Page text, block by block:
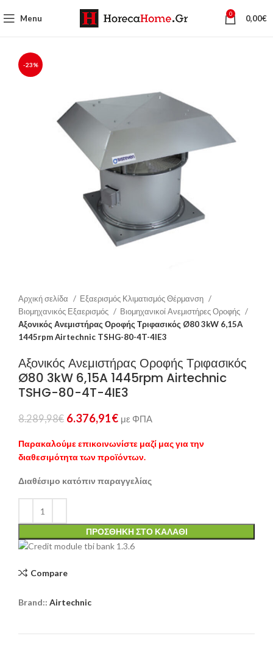
Menu 0 0,00€
-23%
Αρχική σελίδα
Εξαερισμός Κλιματισμός Θέρμανση
Βιομηχανικός Εξαερισμός
Βιομηχανικοί Ανεμιστήρες Οροφής
Αξονικός Ανεμιστήρας Οροφής Τριφασικός Ø80 3kW 6,15A
1445rpm Airtechnic TSHG-80-4T-4IE3
Αξονικός Ανεμιστήρας Οροφής Τριφασικός
Ø80 3kW 6,15A 1445rpm Airtechnic
TSHG-80-4T-4IE3
8.289,98€ 6.376,91€ με ΦΠΑ
Παρακαλούμε επικοινωνίστε μαζί μας για την
διαθεσιμότητα των προϊόντων.
Διαθέσιμο κατόπιν παραγγελίας
ΠΡΟΣΘΉΚΗ ΣΤΟ ΚΑΛΆΘΙ
Compare
Brand:: Airtechnic